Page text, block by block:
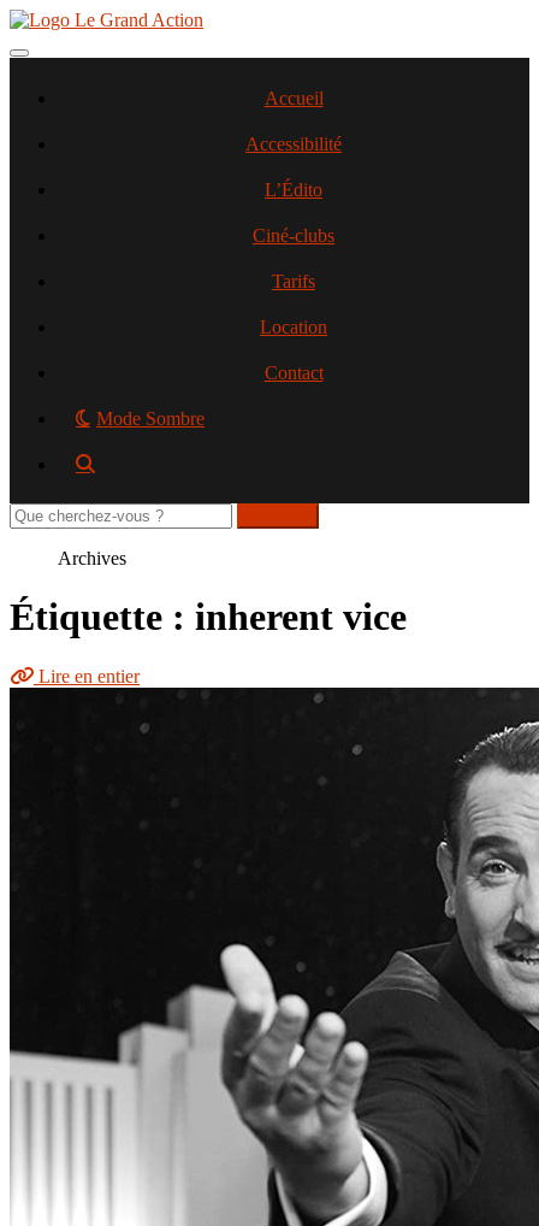
Aller
contenu
Toggle navigation
Accueil
Accessibilité
L’Édito
Ciné-clubs
Tarifs
Location
Contact
Mode Sombre
Rechercher
sur
Archives
Étiquette : inherent vice
Lire en entier